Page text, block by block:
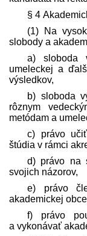
§ 4
(1) Na
slobody a
a) sloboda
umeleckej a
výsledkov,
b) sloboda
rôznym
metódam a
c) právo
štúdia v rámci
d) právo na
svojich názorov,
e) právo
akademickej
f) právo
a vykonávať